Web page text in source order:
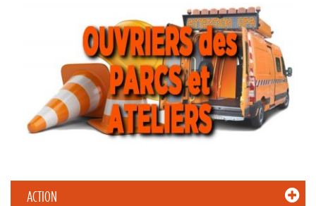
ACTION